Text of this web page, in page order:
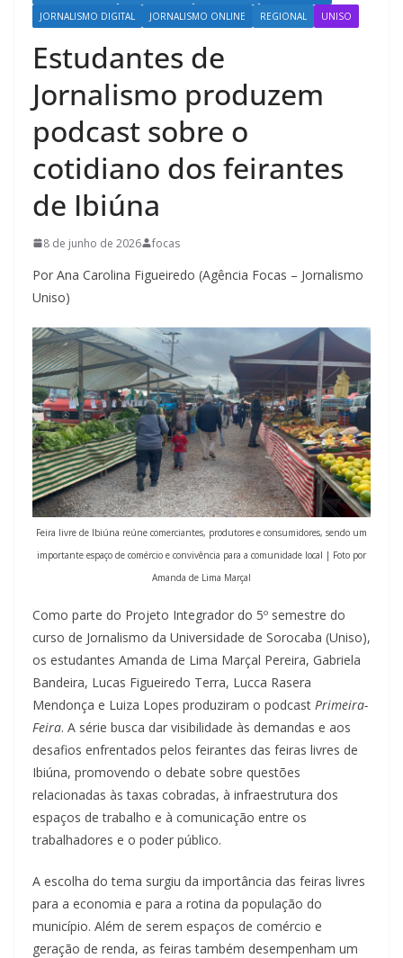
JORNALISMO DIGITAL
JORNALISMO ONLINE REGIONAL UNISO
Estudantes de
Jornalismo produzem
podcast sobre o
cotidiano dos feirantes
de Ibiúna
8 de junho de 2026 focas
Por Ana Carolina Figueiredo (Agência Focas – Jornalismo
Uniso)
Feira livre de Ibiúna reúne comerciantes, produtores e consumidores, sendo um
importante espaço de comércio e convivência para a comunidade local | Foto por
Amanda de Lima Marçal
Como parte do Projeto Integrador do 5º semestre do
curso de Jornalismo da Universidade de Sorocaba (Uniso),
os estudantes Amanda de Lima Marçal Pereira, Gabriela
Bandeira, Lucas Figueiredo Terra, Lucca Rasera
Mendonça e Luiza Lopes produziram o podcast Primeira-
Feira. A série busca dar visibilidade às demandas e aos
desafios enfrentados pelos feirantes das feiras livres de
Ibiúna, promovendo o debate sobre questões
relacionadas às taxas cobradas, à infraestrutura dos
espaços de trabalho e à comunicação entre os
trabalhadores e o poder público.
A escolha do tema surgiu da importância das feiras livres
para a economia e para a rotina da população do
município. Além de serem espaços de comércio e
geração de renda, as feiras também desempenham um